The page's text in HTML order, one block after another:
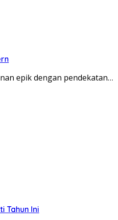
epik dengan pendekatan…
Tahun Ini